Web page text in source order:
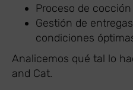
Proceso de
Gestión de
condiciones
Analicemos qué tal lo
and Cat.